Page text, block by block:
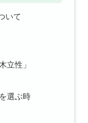
いて
性」
選ぶ時